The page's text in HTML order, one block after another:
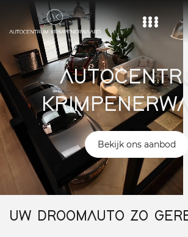
Home
Aanbod
Diensten
Over ons
Vacature
Contact
Bekijk ons aanbod
UW DROOMAUTO ZO